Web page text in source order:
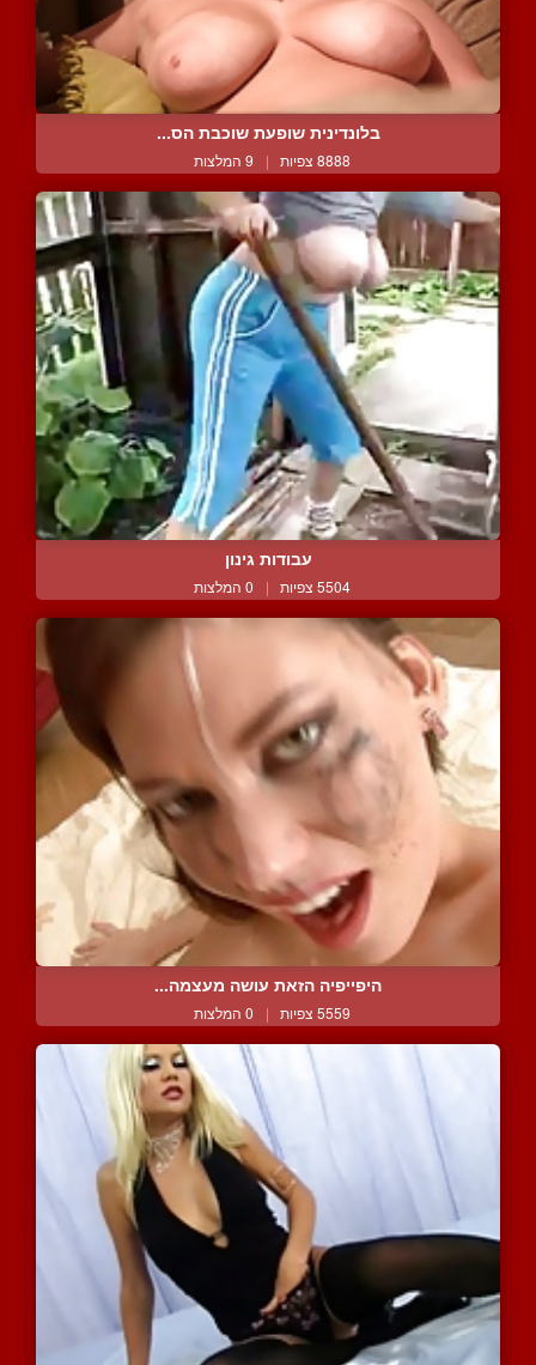
בלונדינית שופעת שוכבת הס...
8888 צפיות | 9 המלצות
עבודות גינון
5504 צפיות | 0 המלצות
היפייפיה הזאת עושה מעצמה...
5559 צפיות | 0 המלצות